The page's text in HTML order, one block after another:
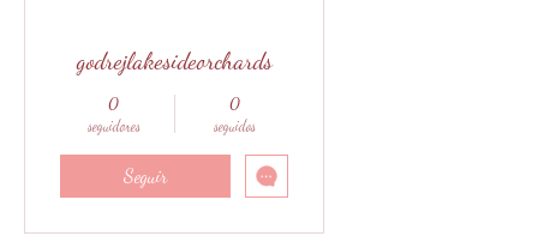
godrejlakesideorchards
0
seguidores
0
seguidos
Seguir